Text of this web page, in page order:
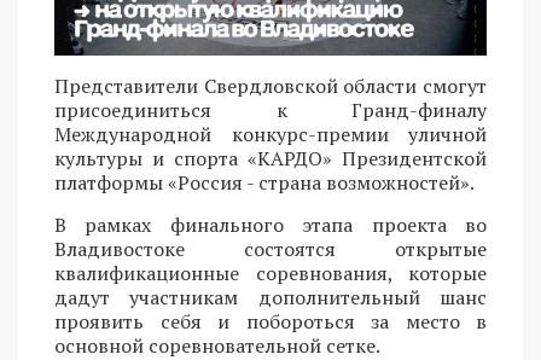
Представители Свердловской области смогут
присоединиться к Гранд-финалу
Международной конкурс-премии уличной
культуры и спорта «КАРДО» Президентской
платформы «Россия - страна возможностей».
В рамках финального этапа проекта во
Владивостоке состоятся открытые
квалификационные соревнования, которые
дадут участникам дополнительный шанс
проявить себя и побороться за место в
основной соревновательной сетке.